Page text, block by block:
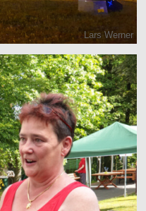
Lars Werner